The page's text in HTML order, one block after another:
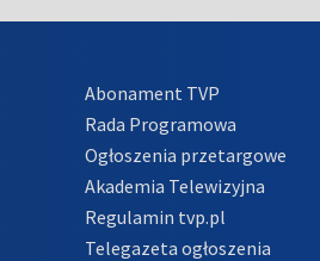
Abonament TVP
Rada Programowa
Ogłoszenia przetargowe
Akademia Telewizyjna
Regulamin tvp.pl
Telegazeta ogłoszenia